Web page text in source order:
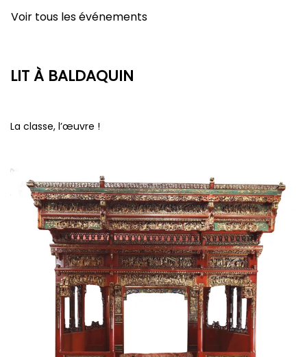
Voir tous les événements
LIT À BALDAQUIN
La classe, l’œuvre !